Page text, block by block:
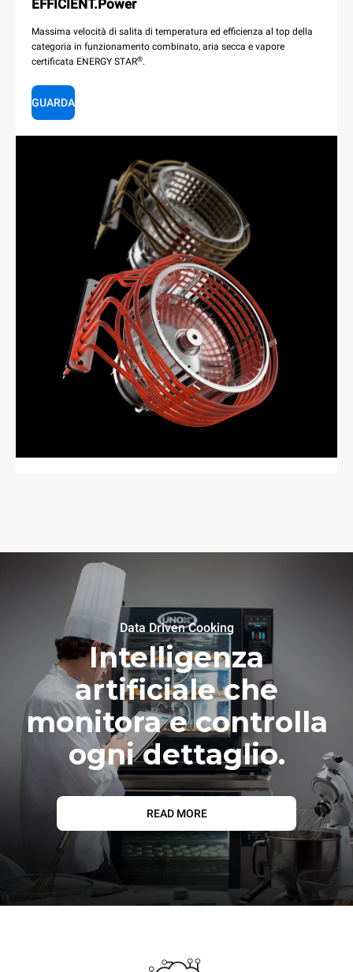
EFFICIENT.Power
Massima velocità di salita di temperatura ed efficienza al top della
categoria in funzionamento combinato, aria secca e vapore
certificata ENERGY STAR®.
GUARDA
Data Driven Cooking
Intelligenza
artificiale che
monitora e controlla
ogni dettaglio.
READ MORE